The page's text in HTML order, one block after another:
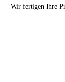
Wir fertigen Ihre